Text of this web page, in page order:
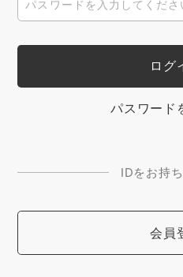
パスワード
IDをお持
会員